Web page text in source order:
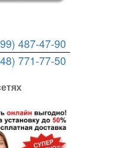
487-47-90
771-77-50